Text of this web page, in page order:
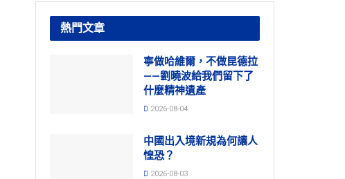
熱門文章
寧做哈維爾，不做昆德拉
——劉曉波給我們留下了
什麼精神遺產
2026-08-04
中國出入境新規為何讓人
惶恐？
2026-08-03